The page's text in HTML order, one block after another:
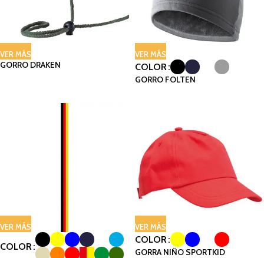
VER MÁS
GORRO DRAKEN
VER MÁS
COLOR
GORRO FOLTEN
VER MÁS
COLOR
VER MÁS
COLOR
GORRA NIÑO SPORTKID